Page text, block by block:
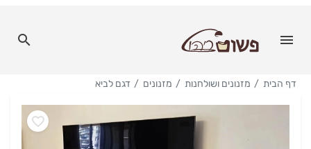
דף הבית מזנונים ושולחנות מזנונים דגם לביא